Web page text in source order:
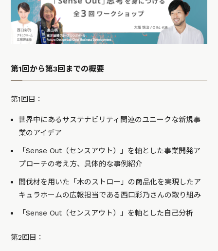
第1回から第3回までの概要
第1回目：
世界中にあるサステナビリティ関連のユニークな新規事
業のアイデア
「Sense Out（センスアウト）」を軸とした事業開発ア
プローチの考え方、具体的な事例紹介
間伐材を用いた「木のストロー」の商品化を実現したア
キュラホームの広報担当である西口彩乃さんの取り組み
「Sense Out（センスアウト）」を軸とした自己分析
第2回目：